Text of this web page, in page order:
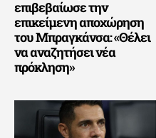
επιβεβαίωσε την
επικείμενη αποχώρηση
του Μπραγκάνσα: «Θέλει
να αναζητήσει νέα
πρόκληση»